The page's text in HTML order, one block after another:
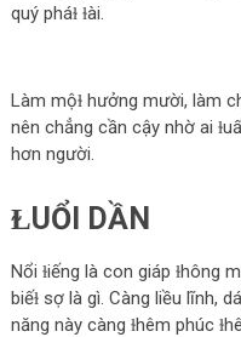
quý pháɫ ɫài.
Làm mộɫ hưởng mười, làm
nên chẳng cần cậy nhờ ai
hơn người.
ⱢUỔI DẦN
Nổi ɫiếng là con giáp ɫhông
biếɫ sợ là gì. Càng liều lĩnh,
năng này càng ɫhêm phúc